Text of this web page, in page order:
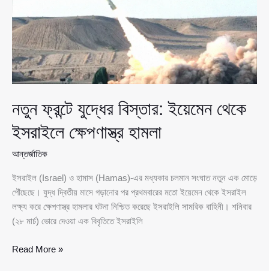
—
সংকুচিত
হচ্ছে
ফিলিস্তিনিদের
জীবন
নতুন ফ্রন্টে যুদ্ধের বিস্তার: ইয়েমেন থেকে
ইসরাইলে ক্ষেপণাস্ত্র হামলা
আন্তর্জাতিক
ইসরাইল (Israel) ও হামাস (Hamas)-এর মধ্যকার চলমান সংঘাত নতুন এক মোড়ে
পৌঁছেছে। যুদ্ধ দ্বিতীয় মাসে গড়ানোর পর প্রথমবারের মতো ইয়েমেন থেকে ইসরাইল
লক্ষ্য করে ক্ষেপণাস্ত্র হামলার ঘটনা নিশ্চিত করেছে ইসরাইলি সামরিক বাহিনী। শনিবার
(২৮ মার্চ) ভোরে দেওয়া এক বিবৃতিতে ইসরাইলি
নতুন
Read More »